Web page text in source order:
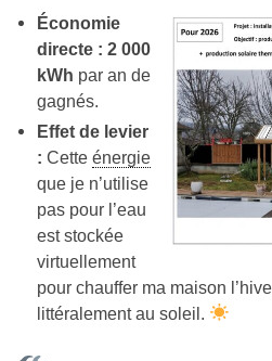
Économie
directe : 2 000
kWh par an de
gagnés.
Effet de levier
: Cetteénergie
que je n’utilise
pas pour l’eau
est stockée
virtuellement
pour chauffer ma maison
littéralement au soleil.